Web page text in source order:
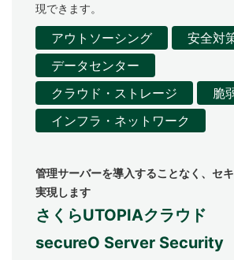
現できます。
アウトソーシング
安全対
データセンター
クラウド・ストレージ
脆
インフラ・ネットワーク
さくらUTOPIAクラウド
secureO Server Security
管理サーバーを導入することなく、セ
実現します